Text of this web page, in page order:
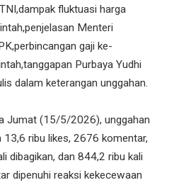
fluktuasi harga
Menteri
gaji ke-
Purbaya Yudhi
dalam keterangan unggahan.
Jumat (15/5/2026), unggahan
ribu likes, 2676 komentar,
dibagikan, dan 844,2 ribu kali
dipenuhi reaksi kekecewaan